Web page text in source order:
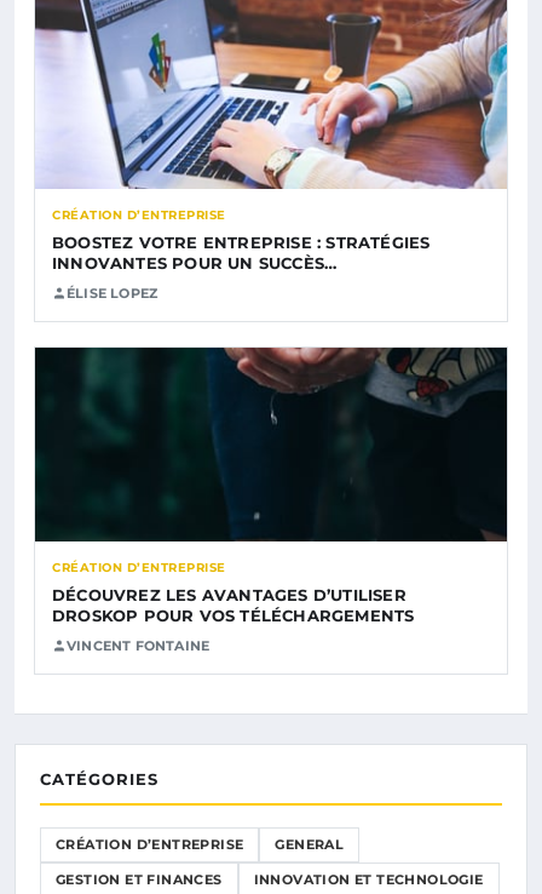
CRÉATION D’ENTREPRISE
BOOSTEZ VOTRE ENTREPRISE : STRATÉGIES
INNOVANTES POUR UN SUCCÈS…
ÉLISE LOPEZ
CRÉATION D’ENTREPRISE
DÉCOUVREZ LES AVANTAGES D’UTILISER
DROSKOP POUR VOS TÉLÉCHARGEMENTS
VINCENT FONTAINE
CATÉGORIES
CRÉATION D’ENTREPRISE GENERAL
GESTION ET FINANCES INNOVATION ET TECHNOLOGIE